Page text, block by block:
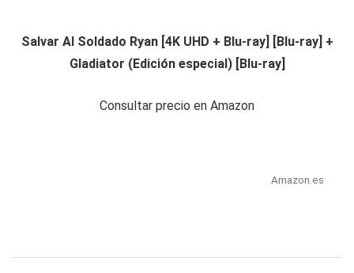
Salvar Al Soldado Ryan [4K UHD + Blu-ray] [Blu-ray] +
Gladiator (Edición especial) [Blu-ray]
Consultar precio en Amazon
Amazon.es